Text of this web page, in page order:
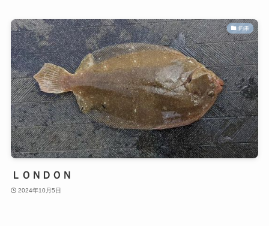
釣果
ＬＯＮＤＯＮ
2024年10月5日